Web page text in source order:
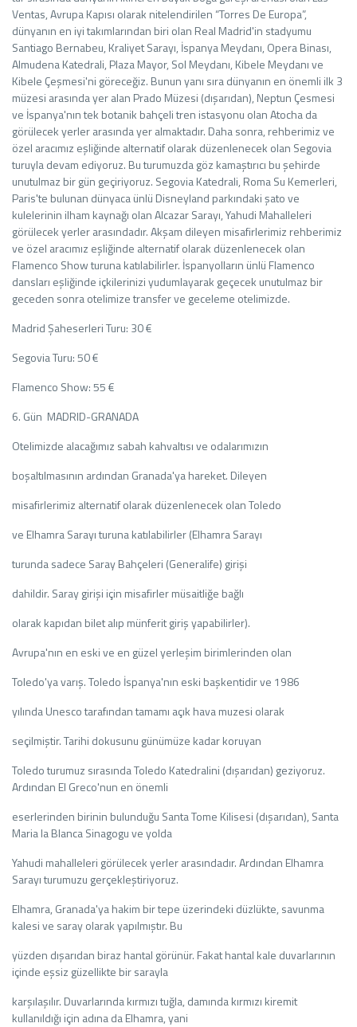
Ventas, Avrupa Kapısı olarak nitelendirilen “Torres De Europa”,
dünyanın en iyi takımlarından biri olan Real Madrid'in stadyumu
Santiago Bernabeu, Kraliyet Sarayı, İspanya Meydanı, Opera Binası,
Almudena Katedrali, Plaza Mayor, Sol Meydanı, Kibele Meydanı ve
Kibele Çeşmesi'ni göreceğiz. Bunun yanı sıra dünyanın en önemli ilk 3
müzesi arasında yer alan Prado Müzesi (dışarıdan), Neptun Çesmesi
ve İspanya'nın tek botanik bahçeli tren istasyonu olan Atocha da
görülecek yerler arasında yer almaktadır. Daha sonra, rehberimiz ve
özel aracımız eşliğinde alternatif olarak düzenlenecek olan Segovia
turuyla devam ediyoruz. Bu turumuzda göz kamaştırıcı bu şehirde
unutulmaz bir gün geçiriyoruz. Segovia Katedrali, Roma Su Kemerleri,
Paris'te bulunan dünyaca ünlü Disneyland parkındaki şato ve
kulelerinin ilham kaynağı olan Alcazar Sarayı, Yahudi Mahalleleri
görülecek yerler arasındadır. Akşam dileyen misafirlerimiz rehberimiz
ve özel aracımız eşliğinde alternatif olarak düzenlenecek olan
Flamenco Show turuna katılabilirler. İspanyolların ünlü Flamenco
dansları eşliğinde içkilerinizi yudumlayarak geçecek unutulmaz bir
geceden sonra otelimize transfer ve geceleme otelimizde.
Madrid Şaheserleri Turu: 30 €
Segovia Turu: 50 €
Flamenco Show: 55 €
6. Gün MADRID-GRANADA
Otelimizde alacağımız sabah kahvaltısı ve odalarımızın
boşaltılmasının ardından Granada'ya hareket. Dileyen
misafirlerimiz alternatif olarak düzenlenecek olan Toledo
ve Elhamra Sarayı turuna katılabilirler (Elhamra Sarayı
turunda sadece Saray Bahçeleri (Generalife) girişi
dahildir. Saray girişi için misafirler müsaitliğe bağlı
olarak kapıdan bilet alıp münferit giriş yapabilirler).
Avrupa'nın en eski ve en güzel yerleşim birimlerinden olan
Toledo'ya varış. Toledo İspanya'nın eski başkentidir ve 1986
yılında Unesco tarafından tamamı açık hava muzesi olarak
seçilmiştir. Tarihi dokusunu günümüze kadar koruyan
Toledo turumuz sırasında Toledo Katedralini (dışarıdan) geziyoruz.
Ardından El Greco'nun en önemli
eserlerinden birinin bulunduğu Santa Tome Kilisesi (dışarıdan), Santa
Maria la Blanca Sinagogu ve yolda
Yahudi mahalleleri görülecek yerler arasındadır. Ardından Elhamra
Sarayı turumuzu gerçekleştiriyoruz.
Elhamra, Granada'ya hakim bir tepe üzerindeki düzlükte, savunma
kalesi ve saray olarak yapılmıştır. Bu
yüzden dışarıdan biraz hantal görünür. Fakat hantal kale duvarlarının
içinde eşsiz güzellikte bir sarayla
karşılaşılır. Duvarlarında kırmızı tuğla, damında kırmızı kiremit
kullanıldığı için adına da Elhamra, yani